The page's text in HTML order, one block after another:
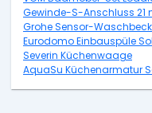
Gewinde-S-Anschluss 21
Grohe Sensor-
Eurodomo Einbauspüle
Severin Küchenwaage
AquaSu Küchenarmatur